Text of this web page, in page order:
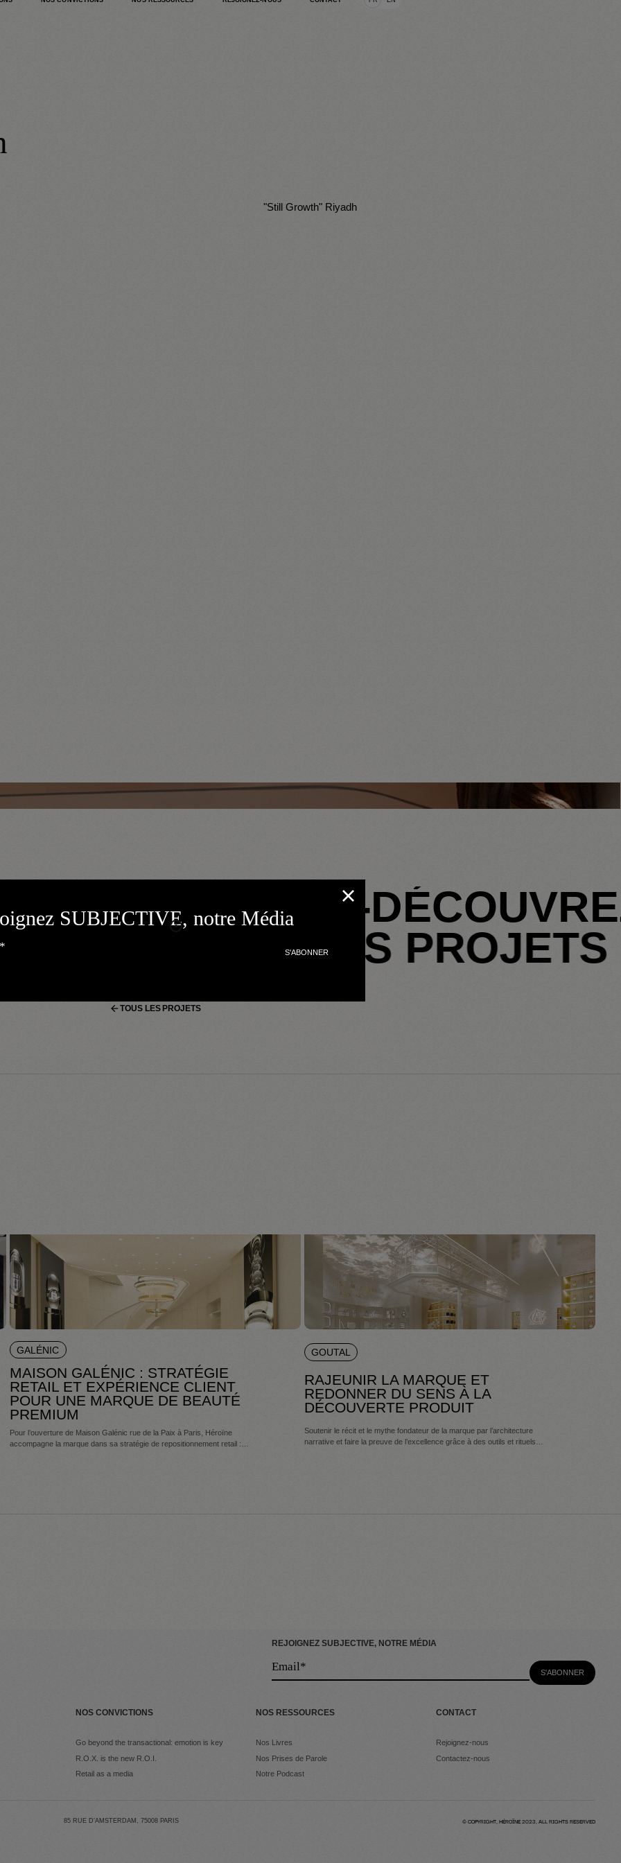
SUBJECTIVE, notre Média
"Still Growth" Riyadh
PROJETS -
NOS AUTRES
TOUS LES PROJETS
GALÉNIC
MAISON GALÉNIC : STRATÉGIE
RETAIL ET EXPÉRIENCE CLIENT
POUR UNE MARQUE DE BEAUTÉ
PREMIUM
Pour l’ouverture de Maison Galénic rue de la Paix à Paris, Héroïne
accompagne la marque dans sa stratégie de repositionnement retail :
GOUTAL
RAJEUNIR LA MARQUE ET
REDONNER DU SENS À LA
DÉCOUVERTE PRODUIT
Soutenir le récit et le mythe fondateur de la marque par l’architecture
narrative et faire la preuve de l’excellence grâce à des outils et rituels
REJOIGNEZ SUBJECTIVE, NOTRE MÉDIA
NOS CONVICTIONS
Go beyond the transactional: emotion is key
R.O.X. is the new R.O.I.
Retail as a media
NOS RESSOURCES
Nos Livres
Nos Prises de Parole
Notre Podcast
CONTACT
Rejoignez-nous
Contactez-nous
85 RUE D’AMSTERDAM, 75008 PARIS © COPYRIGHT, HÉROÏNE 2023, ALL RIGHTS RESERVED